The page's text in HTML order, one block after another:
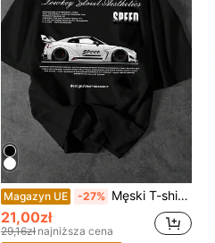
Magazyn UE -27% Męski T-shirt z krótkim rękawem\Nowość wiosna/lato 2026\Miękka i przewiewna koszulka na co dzień, odpowiednia na każdą porę roku, swobodny styl, idealna na lato, nadruk, lekki materiał, niezbędny na imprezy.
21,00zł
29,16zł najniższa cena